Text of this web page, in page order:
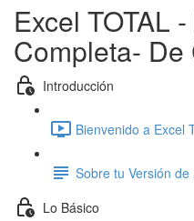
Excel TOTAL
Completa- De
Introducción
Bienvenido a Excel
Sobre tu Versión de
Lo Básico